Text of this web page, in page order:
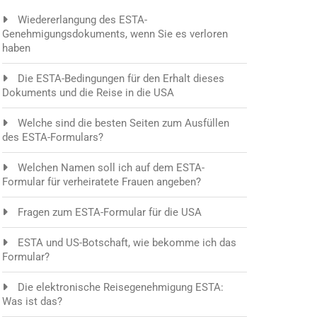
Wiedererlangung des ESTA-
Genehmigungsdokuments, wenn Sie es verloren
haben
Die ESTA-Bedingungen für den Erhalt dieses
Dokuments und die Reise in die USA
Welche sind die besten Seiten zum Ausfüllen
des ESTA-Formulars?
Welchen Namen soll ich auf dem ESTA-
Formular für verheiratete Frauen angeben?
Fragen zum ESTA-Formular für die USA
ESTA und US-Botschaft, wie bekomme ich das
Formular?
Die elektronische Reisegenehmigung ESTA:
Was ist das?